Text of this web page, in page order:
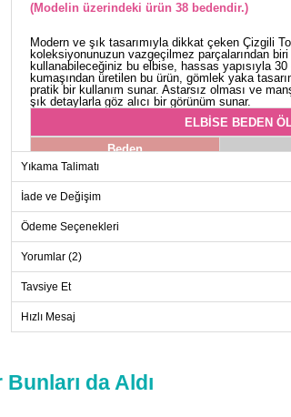
(Modelin üzerindeki ürün 38 bedendir.)
Modern ve şık tasarımıyla dikkat çeken Çizgili
koleksiyonunuzun vazgeçilmez parçalarından
kullanabileceğiniz bu elbise, hassas yapısıyla
kumaşından üretilen bu ürün, gömlek yaka
pratik bir kullanım sunar. Astarsız olması ve
şık detaylarla göz alıcı bir görünüm sunar.
ELBİSE BEDEN
Beden
44
Yıkama Talimatı
İade ve Değişim
Ödeme Seçenekleri
Yorumlar (2)
Tavsiye Et
Hızlı Mesaj
da Aldı